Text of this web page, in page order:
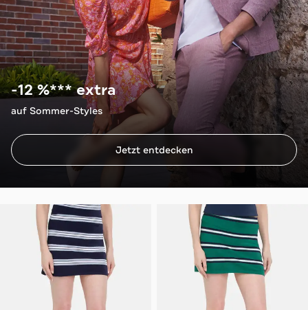
-12 %*** extra
auf Sommer-Styles
Jetzt entdecken